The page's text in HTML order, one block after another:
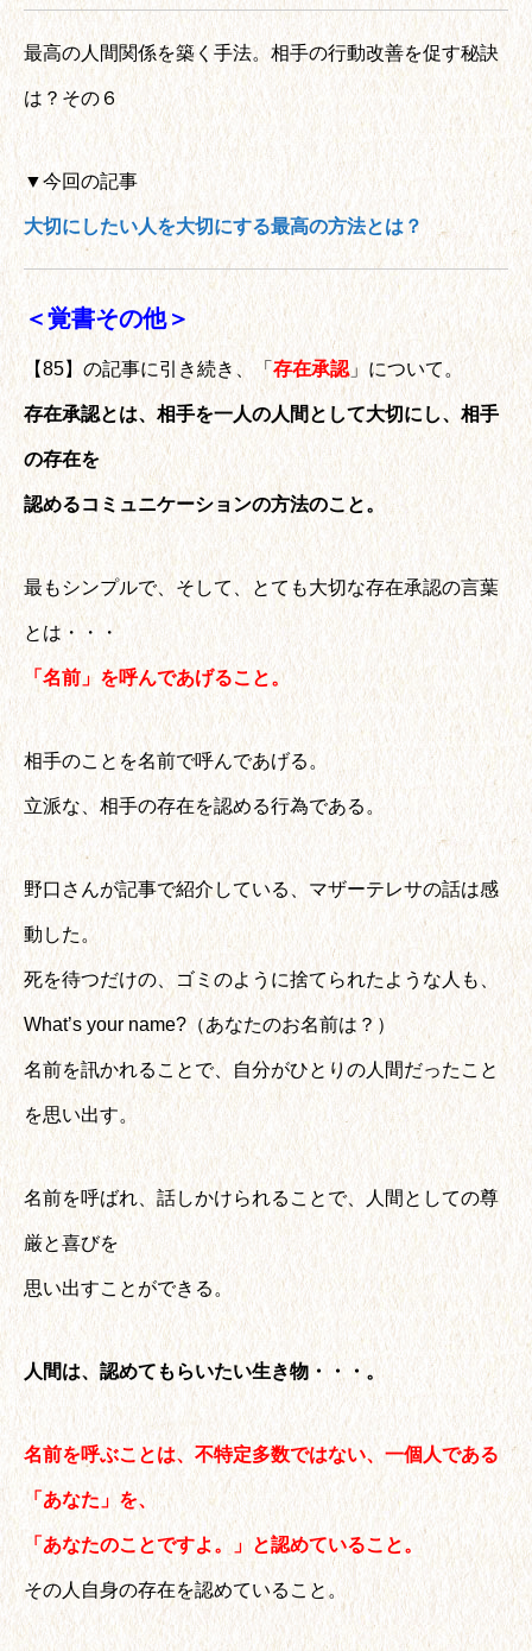
最高の人間関係を築く手法。相手の行動改善を促す秘訣
は？その６
▼今回の記事
大切にしたい人を大切にする最高の方法とは？
＜覚書その他＞
【85】の記事に引き続き、「 存在承認」について。
存在承認とは、相手を一人の人間として大切にし、相手
の存在を
認めるコミュニケーションの方法のこと。
最もシンプルで、そして、とても大切な存在承認の言葉
とは・・・
「名前」を呼んであげること。
相手のことを名前で呼んであげる。
立派な、相手の存在を認める行為である。
野口さんが記事で紹介している、マザーテレサの話は感
動した。
死を待つだけの、ゴミのように捨てられたような人も、
What’s your name?（あなたのお名前は？）
名前を訊かれることで、自分がひとりの人間だったこと
を思い出す。
名前を呼ばれ、話しかけられることで、人間としての尊
厳と喜びを
思い出すことができる。
人間は、認めてもらいたい生き物・・・。
名前を呼ぶことは、不特定多数ではない、一個人である
「あなた」を、
「あなたのことですよ。」と認めていること。
その人自身の存在を認めていること。